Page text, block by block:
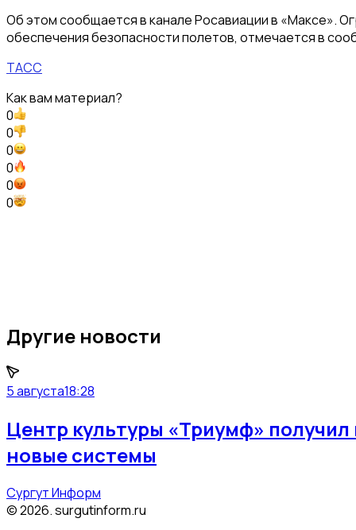
Об этом сообщается в канале Росавиации в «Максе».
обеспечения безопасности полетов, отмечается в
ТАСС
Как вам материал?
0
0
0
0
0
0
Другие новости
5 августа18:28
Центр культуры «Триумф»
новые системы
Сургут Информ
©2026.surgutinform.ru